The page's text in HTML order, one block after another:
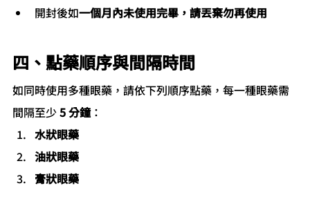
開封後如一個月內未使用完畢，請丟棄勿再使用
四、點藥順序與間隔時間
如同時使用多種眼藥，請依下列順序點藥，每一種眼藥需
間隔至少 5 分鐘：
水狀眼藥
油狀眼藥
膏狀眼藥